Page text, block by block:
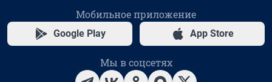
Мобильное приложение
Google Play App Store
Мы в соцсетях